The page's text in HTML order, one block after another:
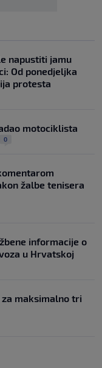
napustiti jamu
Od ponedjeljka
protesta
motociklista
0
žalbe tenisera
informacije o
u Hrvatskoj
za maksimalno tri